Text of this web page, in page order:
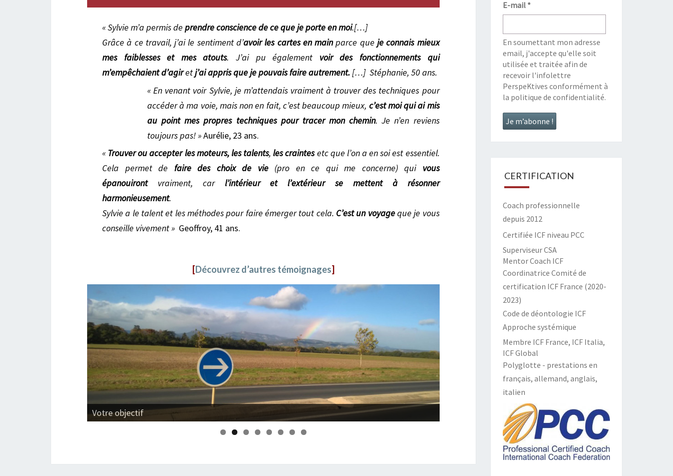
«Sylvie m’a permis de prendre conscience de ce que je porte en moi.[…]
Grâce à ce travail, j’ai le sentiment d’avoir les cartes en mainparce que je connais mieux
mes faiblesses et mes atouts. J’ai pu également voir des fonctionnements qui
m’empêchaient d’agiretj’ai appris que je pouvais faire autrement.[…] Stéphanie, 50 ans.
« En venant voir Sylvie, je m’attendais vraiment à trouver des techniques pour
accéder à ma voie, mais non en fait, c’est beaucoup mieux, c’est moi qui ai mis
au point mes propres techniques pour tracer mon chemin. Je n’en reviens
toujours pas! »Aurélie, 23 ans.
« Trouver ou accepterles moteurs, les talents, les craintesetc que l’on a en soi est essentiel.
Cela permet de faire des choix de vie(pro en ce qui me concerne) qui vous
épanouirontvraiment, car l’intérieur et l’extérieur se mettent à résonner
harmonieusement.
Sylvie a le talent et les méthodes pour faire émerger tout cela. C’est un voyageque je vous
conseille vivement » Geoffroy, 41 ans.
[Découvrez d’autres témoignages]
Votre accompagnement
E-mail *
En soumettant mon adresse
email, j'accepte qu'elle soit
utilisée et traitée afin de
recevoir l'infolettre
PerspeKtives conformément à
la politique de confidentialité.
CERTIFICATION
Coach professionnelle
depuis 2012
Certifiée ICF niveau PCC
Superviseur CSA
Mentor Coach ICF
Coordinatrice Comité de
certification ICF France (2020-
2023)
Code de déontologie ICF
Approche systémique
Membre ICF France, ICF Italia,
ICF Global
Polyglotte - prestations en
français, allemand, anglais,
italien